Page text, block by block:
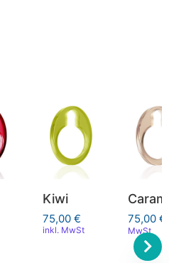
Kiwi
75,00 €
inkl. MwSt
75,00 €
MwSt